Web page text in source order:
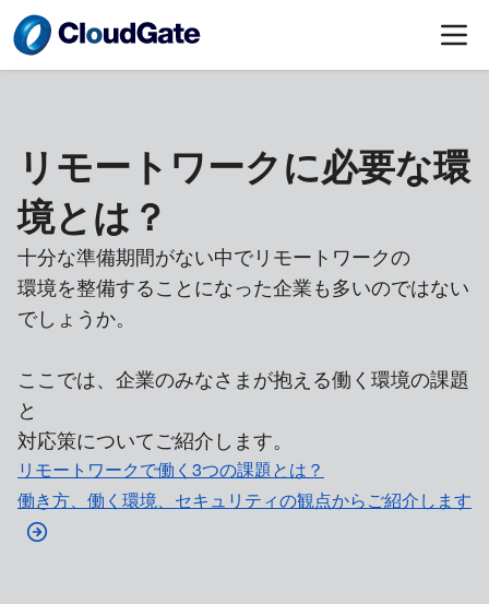
リモートワークに必要な環
境とは？
十分な準備期間がない中でリモートワークの
環境を整備することになった企業も多いのではない
でしょうか。
ここでは、企業のみなさまが抱える働く環境の課題
と
対応策についてご紹介します。
リモートワークで働く3つの課題とは？
働き方、働く環境、セキュリティの観点からご紹介します